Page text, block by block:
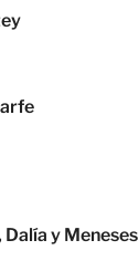
y Meneses